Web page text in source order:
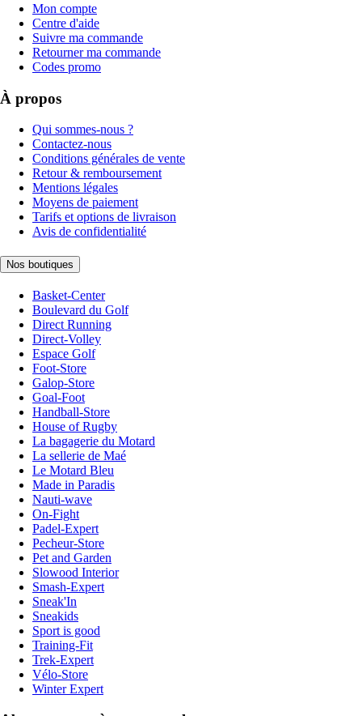
Mon compte
Centre d'aide
Suivre ma commande
Retourner ma commande
Codes promo
À propos
Qui sommes-nous ?
Contactez-nous
Conditions générales de vente
Retour & remboursement
Mentions légales
Moyens de paiement
Tarifs et options de livraison
Avis de confidentialité
Nos boutiques
Basket-Center
Boulevard du Golf
Direct Running
Direct-Volley
Espace Golf
Foot-Store
Galop-Store
Goal-Foot
Handball-Store
House of Rugby
La bagagerie du Motard
La sellerie de Maé
Le Motard Bleu
Made in Paradis
Nauti-wave
On-Fight
Padel-Expert
Pecheur-Store
Pet and Garden
Slowood Interior
Smash-Expert
Sneak'In
Sneakids
Sport is good
Training-Fit
Trek-Expert
Vélo-Store
Winter Expert